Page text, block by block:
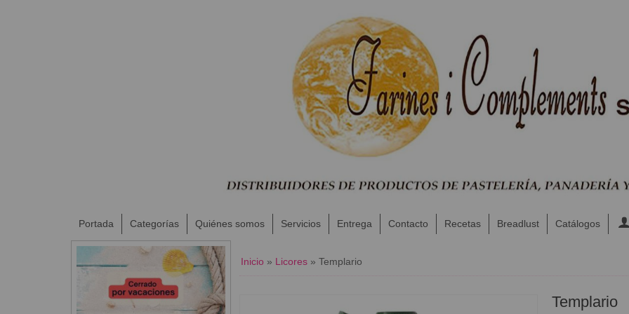
Portada Categorías Quiénes somos Servicios Entrega Contacto Recetas Breadlust Catálogos
Inicio » Licores» Templario
Templario